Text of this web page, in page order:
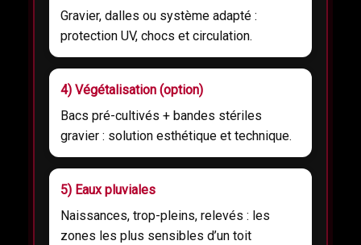
Gravier, dalles ou système adapté :
protection UV, chocs et circulation.
4) Végétalisation (option)
Bacs pré-cultivés + bandes stériles
gravier : solution esthétique et technique.
5) Eaux pluviales
Naissances, trop-pleins, relevés : les
zones les plus sensibles d’un toit